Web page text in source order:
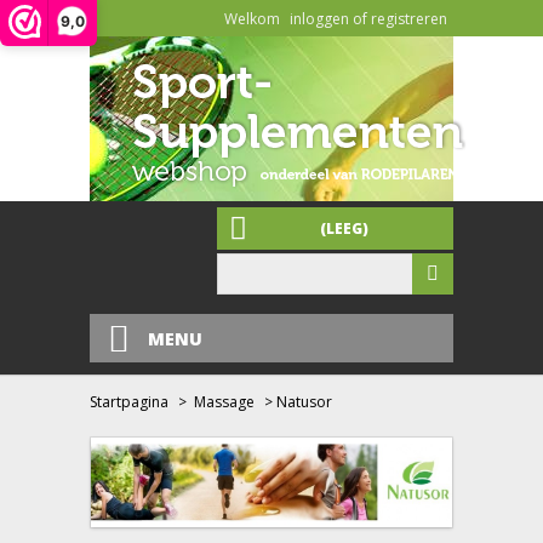
9,0 Welkom inloggen of registreren
(LEEG)
MENU
Startpagina > Massage > Natusor